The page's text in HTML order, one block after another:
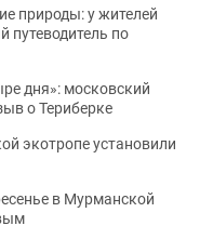
природы: у жителей
по
дня»: московский
о Териберке
экотропе установили
в Мурманской